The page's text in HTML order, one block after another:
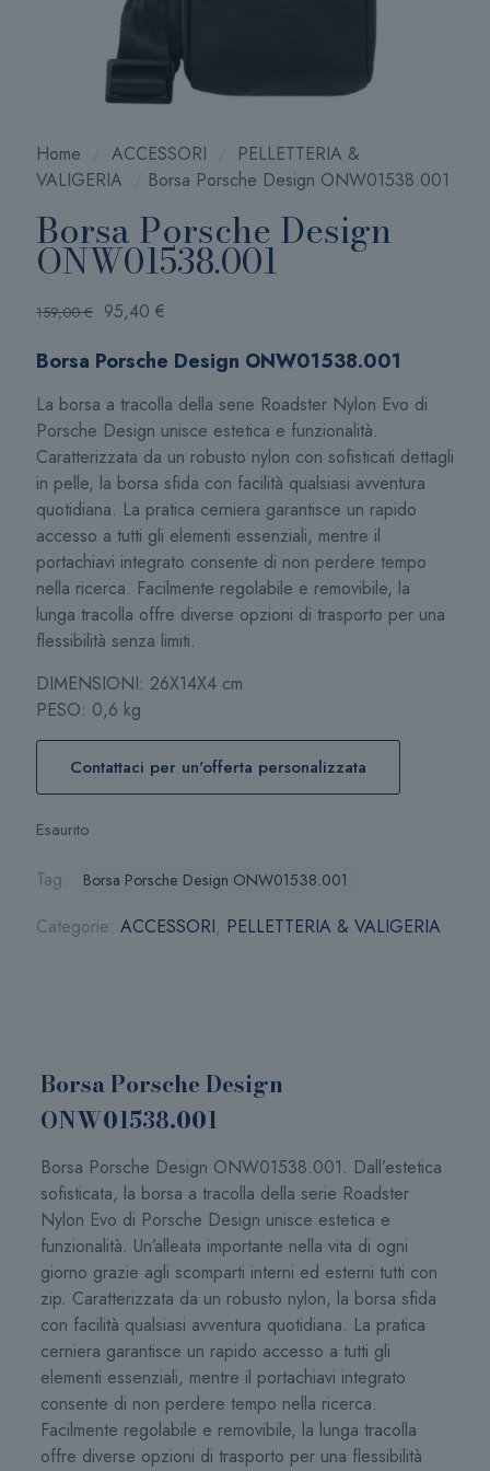
Home ACCESSORI
PELLETTERIA &
VALIGERIA
Borsa Porsche Design ONW01538.001
Borsa Porsche Design
ONW01538.001
159,00€ Il
originale
159,00 €.
95,40 €
attuale
95,40 €.
Borsa Porsche Design ONW01538.001
La borsa a tracolla della serie Roadster Nylon Evo di
Porsche Design unisce estetica e funzionalità.
Caratterizzata da un robusto nylon con sofisticati dettagli
in pelle, la borsa sfida con facilità qualsiasi avventura
quotidiana. La pratica cerniera garantisce un rapido
accesso a tutti gli elementi essenziali, mentre il
portachiavi integrato consente di non perdere tempo
nella ricerca. Facilmente regolabile e removibile, la
lunga tracolla offre diverse opzioni di trasporto per una
flessibilità senza limiti.
DIMENSIONI: 26X14X4 cm
PESO: 0,6 kg
Contattaci per un'offerta personalizzata
Esaurito
Tag: Borsa Porsche Design ONW01538.001
Categorie: ACCESSORI, PELLETTERIA & VALIGERIA
Borsa Porsche Design
ONW01538.001
Borsa Porsche Design ONW01538.001. Dall’estetica
sofisticata, la borsa a tracolla della serie Roadster
Nylon Evo di Porsche Design unisce estetica e
funzionalità. Un’alleata importante nella vita di ogni
giorno grazie agli scomparti interni ed esterni tutti con
zip. Caratterizzata da un robusto nylon, la borsa sfida
con facilità qualsiasi avventura quotidiana. La pratica
cerniera garantisce un rapido accesso a tutti gli
elementi essenziali, mentre il portachiavi integrato
consente di non perdere tempo nella ricerca.
Facilmente regolabile e removibile, la lunga tracolla
offre diverse opzioni di trasporto per una flessibilità